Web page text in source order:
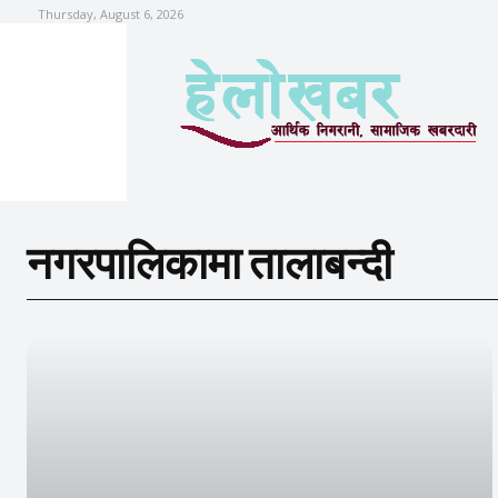
Thursday, August 6, 2026
नगरपालिकामा तालाबन्दी